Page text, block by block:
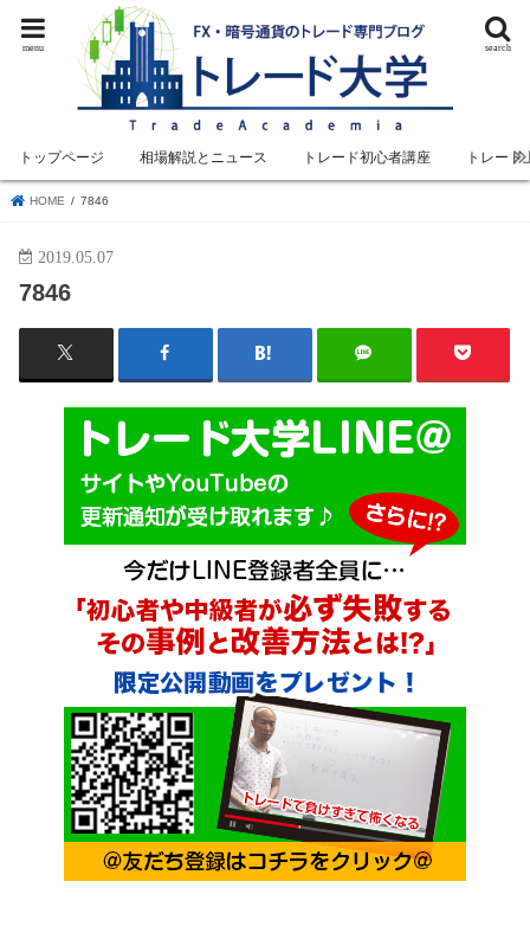
search
menu
トップページ 相場解説とニュース トレード初心者講座 トレード
HOME 7846
2019.05.07
7846